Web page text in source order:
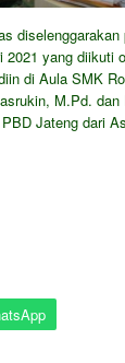
2021 yang diikuti
di Aula SMK
M.Pd. dan
Jateng dari